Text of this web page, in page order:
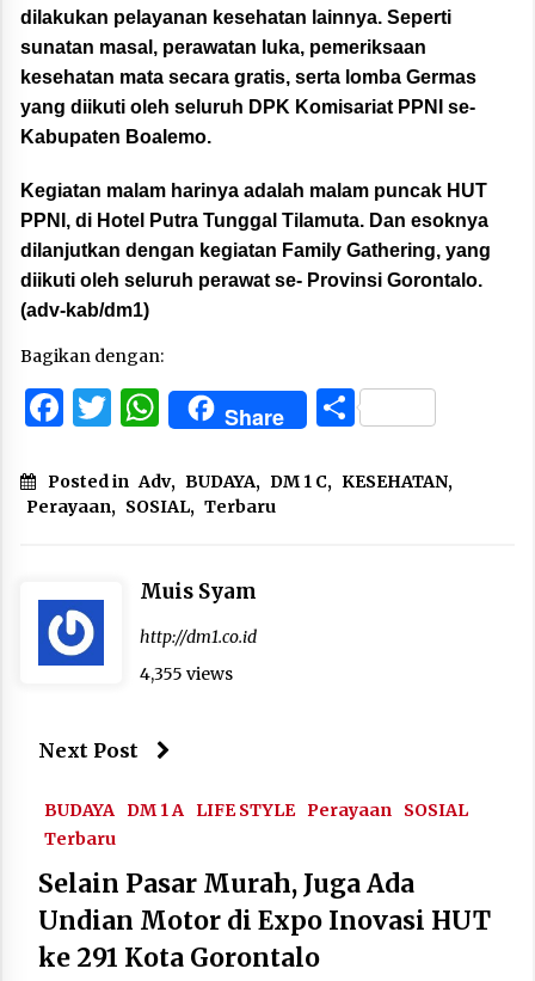
dilakukan pelayanan kesehatan lainnya. Seperti
sunatan masal, perawatan luka, pemeriksaan
kesehatan mata secara gratis, serta lomba Germas
yang diikuti oleh seluruh DPK Komisariat PPNI se-
Kabupaten Boalemo.
Kegiatan malam harinya adalah malam puncak HUT
PPNI, di Hotel Putra Tunggal Tilamuta. Dan esoknya
dilanjutkan dengan kegiatan Family Gathering, yang
diikuti oleh seluruh perawat se- Provinsi Gorontalo.
(adv-kab/dm1)
Bagikan dengan:
Facebook
Twitter
WhatsApp
Share Share
Posted in Adv, BUDAYA, DM 1 C, KESEHATAN,
Perayaan, SOSIAL, Terbaru
Muis Syam
http://dm1.co.id
4,355 views
Next Post
BUDAYA DM 1 A LIFE STYLE Perayaan
SOSIAL
Terbaru
Selain Pasar Murah, Juga Ada
Undian Motor di Expo Inovasi HUT
ke 291 Kota Gorontalo